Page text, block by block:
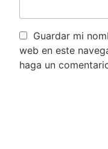
Guardar mi
web en este
haga un